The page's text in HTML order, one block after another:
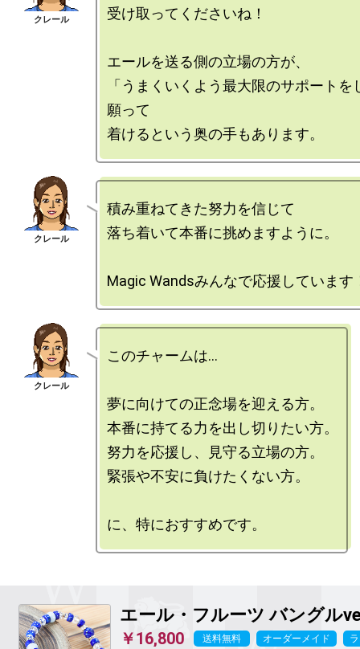
受け取ってくださいね！
エールを送る側の立場の方が、
「うまくいくよう最大限のサポートを
願って
積み重ねてきた努力を信じて
落ち着いて本番に挑めますように。
このチャームは…
夢に向けての正念場を迎える方。
本番に持てる力を出し切りたい方。
努力を応援し、見守る立場の方。
緊張や不安に負けたくない方。
エール・フルーツ バングル
￥16,800 送料無料 オーダーメイド